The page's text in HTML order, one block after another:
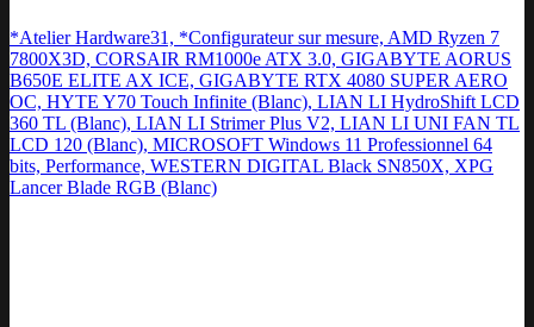
*Atelier Hardware31, *Configurateur sur mesure, AMD Ryzen 7
7800X3D, CORSAIR RM1000e ATX 3.0, GIGABYTE AORUS
B650E ELITE AX ICE, GIGABYTE RTX 4080 SUPER AERO
OC, HYTE Y70 Touch Infinite (Blanc), LIAN LI HydroShift LCD
360 TL (Blanc), LIAN LI Strimer Plus V2, LIAN LI UNI FAN TL
LCD 120 (Blanc), MICROSOFT Windows 11 Professionnel 64
bits, Performance, WESTERN DIGITAL Black SN850X, XPG
Lancer Blade RGB (Blanc)